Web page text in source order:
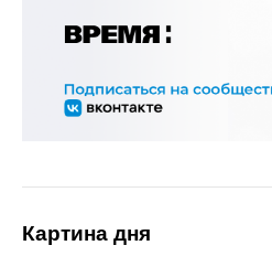
Картина дня